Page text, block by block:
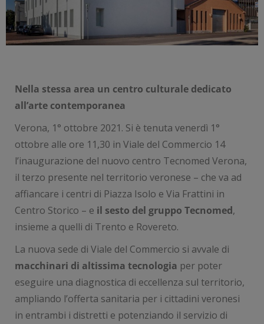
Nella stessa area un centro culturale dedicato
all’arte contemporanea
Verona, 1° ottobre 2021. Si è tenuta venerdì 1°
ottobre alle ore 11,30 in Viale del Commercio 14
l’inaugurazione del nuovo centro Tecnomed Verona,
il terzo presente nel territorio veronese – che va ad
affiancare i centri di Piazza Isolo e Via Frattini in
Centro Storico – e il sesto del gruppo Tecnomed,
insieme a quelli di Trento e Rovereto.
La nuova sede di Viale del Commercio si avvale di
macchinari di altissima tecnologia per poter
eseguire una diagnostica di eccellenza sul territorio,
ampliando l’offerta sanitaria per i cittadini veronesi
in entrambi i distretti e potenziando il servizio di